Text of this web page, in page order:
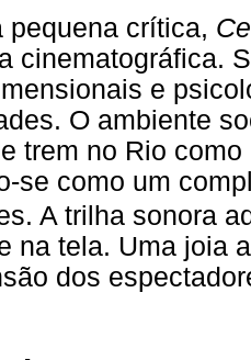
pequena crítica,
cinematográfica.
e
O ambiente
trem no Rio
se como um
A trilha sonora
na tela. Uma joia
dos